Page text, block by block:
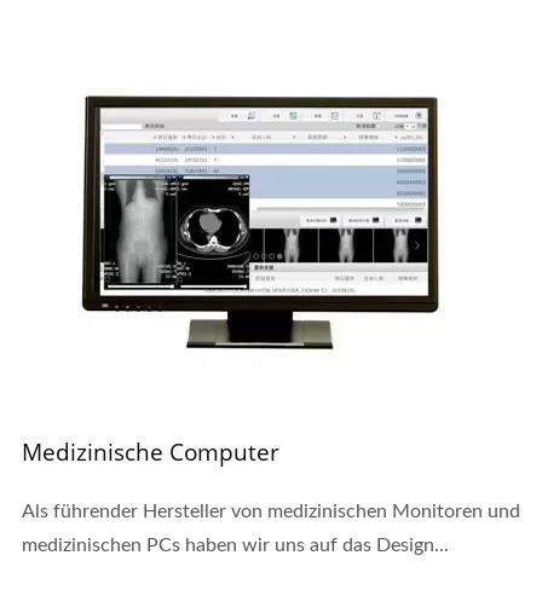
Medizinische Computer
Als führender Hersteller von medizinischen Monitoren und
medizinischen PCs haben wir uns auf das Design...